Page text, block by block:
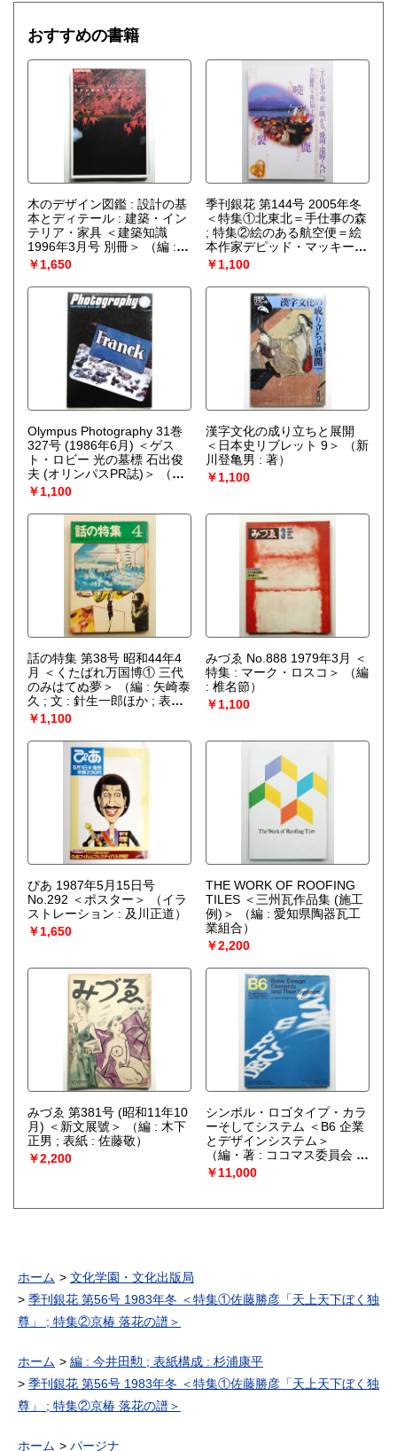
おすすめの書籍
木のデザイン図鑑 : 設計の基
本とディテール : 建築・イン
テリア・家具 ＜建築知識
1996年3月号 別冊＞
（編 :
澤井聖一）
￥1,650
季刊銀花 第144号 2005年冬
＜特集①北東北＝手仕事の森
; 特集②絵のある航空便＝絵
本作家デピッド・マッキーと
きたむらさとしの愉快な遊び
（編 : 山本千恵子 ; 表紙構
成 : 杉浦康平）
￥1,100
Olympus Photography 31巻
327号 (1986年6月) ＜ゲス
ト・ロビー 光の墓標 石出俊
夫 (オリンパスPR誌)＞
（編
集人 : 兼子英治 ; 表紙デザイ
ン : 小島良平）
￥1,100
漢字文化の成り立ちと展開
＜日本史リブレット 9＞
（新
川登亀男 : 著）
￥1,100
話の特集 第38号 昭和44年4
月 ＜くたばれ万国博① 三代
のみはてぬ夢＞
（編 : 矢崎泰
久 ; 文 : 針生一郎ほか ; 表紙 :
池田満寿夫）
￥1,100
みづゑ No.888 1979年3月 ＜
特集 : マーク・ロスコ＞
（編
: 椎名節）
￥1,100
ぴあ 1987年5月15日号
No.292 ＜ポスター＞
（イラ
ストレーション : 及川正道）
￥1,650
THE WORK OF ROOFING
TILES ＜三州瓦作品集 (施工
例)＞
（編 : 愛知県陶器瓦工
業組合）
￥2,200
みづゑ 第381号 (昭和11年10
月) ＜新文展號＞
（編 : 木下
正男 ; 表紙 : 佐藤敬）
￥2,200
シンボル・ロゴタイプ・カラ
ーそしてシステム ＜B6 企業
とデザインシステム＞
（編・著 : ココマス委員会 ;
代表 : 中西元男）
￥11,000
ホーム
文化学園・文化出版局
季刊銀花 第56号 1983年冬 ＜特集①佐藤勝彦「天上天下ぼく独
尊」 ; 特集②京椿 落花の譜＞
ホーム
編 : 今井田勲 ; 表紙構成 : 杉浦康平
季刊銀花 第56号 1983年冬 ＜特集①佐藤勝彦「天上天下ぼく独
尊」 ; 特集②京椿 落花の譜＞
ホーム パージナ